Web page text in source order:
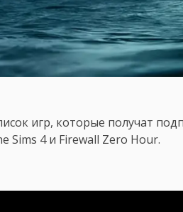
игр, которые получат
Sims 4 и Firewall Zero Hour.